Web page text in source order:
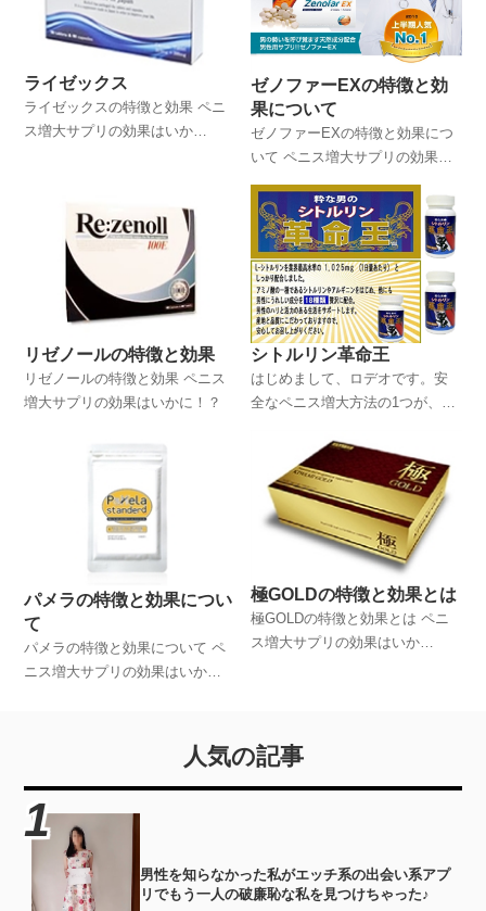
ライゼックス
ライゼックスの特徴と効果 ペニ
ス増大サプリの効果はいか
ゼノファーEXの特徴と効
果について
ゼノファーEXの特徴と効果につ
いて ペニス増大サプリの効果は
いかに！？
リゼノールの特徴と効果
リゼノールの特徴と効果 ペニス
増大サプリの効果はいかに！？
シトルリン革命王
はじめまして、ロデオです。安
全なペニス増大方法の1つが、サ
ていますが、このサイトでは僕
の体験談を踏まえながら、ペニ
ス増大サプリについて詳しく解
説していくことにします。
パメラの特徴と効果につい
て
パメラの特徴と効果について ペ
ニス増大サプリの効果はいか
極GOLDの特徴と効果とは
極GOLDの特徴と効果とは ペニ
ス増大サプリの効果はいか
人気の記事
男性を知らなかった私がエッチ系の出会い系アプ
リでもう一人の破廉恥な私を見つけちゃった♪